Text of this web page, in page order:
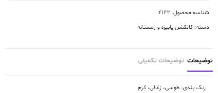
شناسه محصول:4142
دسته:کالکشن پاییزه و زمستانه
توضیحات توضیحات تکمیلی
رنگ بندی: طوسی، زغالی، کرم